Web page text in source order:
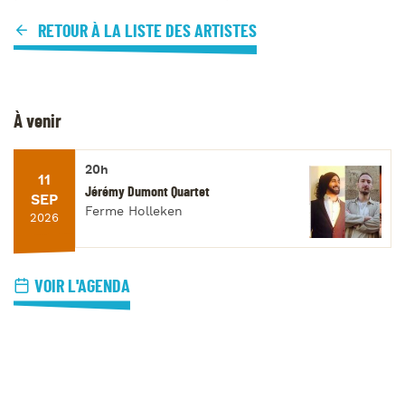
RETOUR À LA LISTE DES ARTISTES
À venir
11
SEP
2026
20h
Jérémy Dumont Quartet
Ferme Holleken
VOIR L'AGENDA